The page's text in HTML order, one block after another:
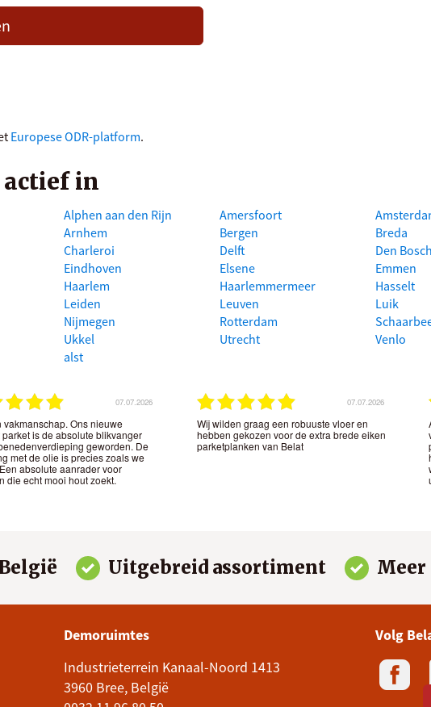
Europese ODR-platform.
actief in
Alphen aan den Rijn Amersfoort
Arnhem Bergen Breda
Charleroi Delft Den Bosch
Eindhoven Elsene Emmen
Haarlem Haarlemmermeer Hasselt
Leiden Leuven Luik
Nijmegen Rotterdam
Ukkel Utrecht Venlo
alst
07.07.2026
vakmanschap. Ons nieuwe
is de absolute blikvanger
geworden. De
met de olie is precies zoals we
absolute aanrader voor
die echt mooi hout zoekt.
07.07.2026
Wij wilden graag een robuuste vloer en
hebben gekozen voor de extra brede eiken
parketplanken van Belat
Uitgebreid assortiment Meer
Demoruimtes
Industrieterrein Kanaal-Noord 1413
3960 Bree, België
Volg